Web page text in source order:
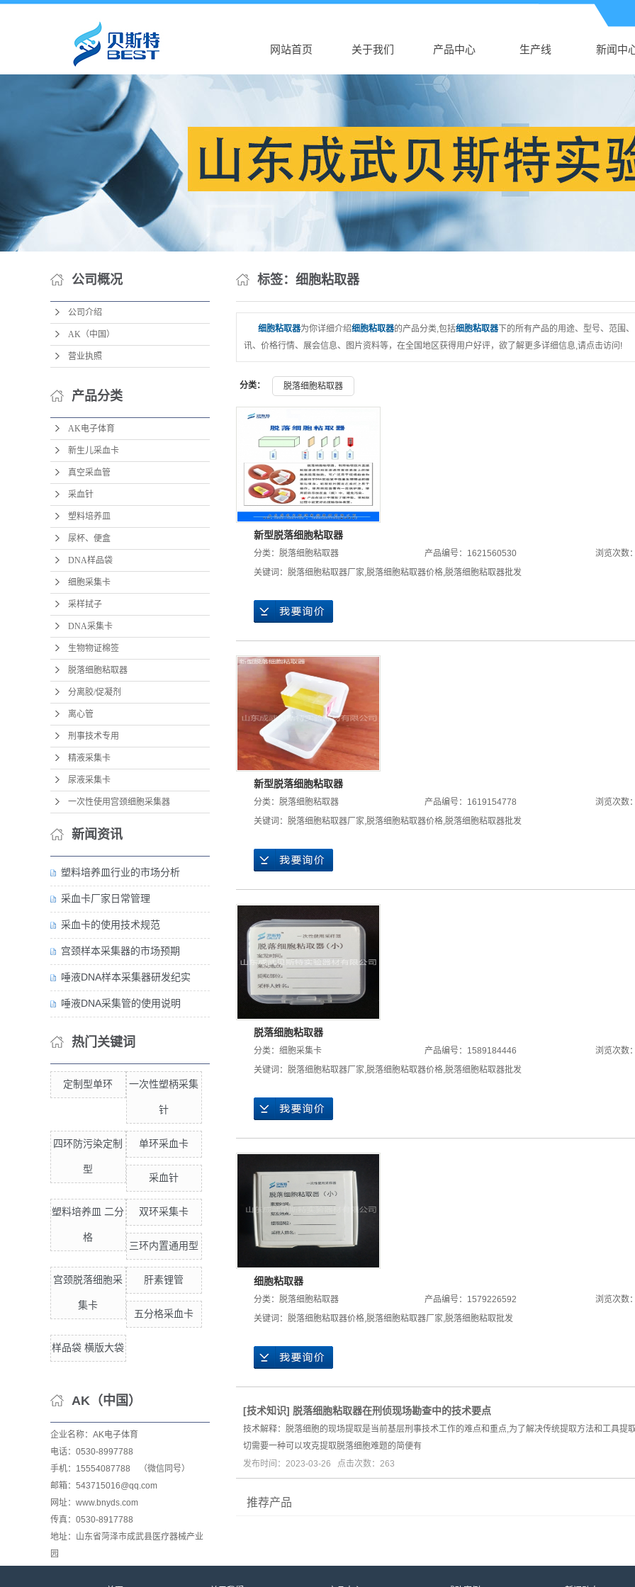
网站首页 关于我们
公司介绍
AK（中国）
营业执照
产品中心
AK电子体育
新生儿采血卡
真空采血管
采血针
塑料培养皿
尿杯、便盒
DNA样品袋
DNA采集卡
生物物证棉签
细胞采集器
生产线
生产线
新闻中
公司新
技术知
公司概况
公司介绍
AK（中国）
营业执照
产品分类
AK电子体育
新生儿采血卡
真空采血管
采血针
塑料培养皿
尿杯、便盒
DNA样品袋
细胞采集卡
采样拭子
DNA采集卡
生物物证棉签
脱落细胞粘取器
分离胶/促凝剂
离心管
刑事技术专用
精液采集卡
尿液采集卡
一次性使用宫颈细胞采集器
新闻资讯
塑料培养皿行业的市场分析
采血卡厂家日常管理
采血卡的使用技术规范
宫颈样本采集器的市场预期
唾液DNA样本采集器研发纪实
唾液DNA采集管的使用说明
热门关键词
定制型单环 一次性塑柄采集
针
四环防污染定制
型
单环采血卡
采血针
塑料培养皿 二分
格
双环采集卡
三环内置通用型
宫颈脱落细胞采
集卡
肝素锂管
五分格采血卡
样品袋 横版大袋
AK（中国）
企业名称：AK电子体育
电话：0530-8997788
手机：15554087788 （微信同号）
邮箱：543715016@qq.com
网址：www.bnyds.com
传真：0530-8917788
地址：山东省菏泽市成武县医疗器械产业
园
标签：细胞粘取器
细胞粘取器为你详细介绍细胞粘取器的产品分类,包括细胞粘取器 下的所有产品的用途、型号、范围
讯、价格行情、展会信息、图片资料等，在全国地区获得用户好评，欲了解更多详细信息,请点击访问!
分类： 脱落细胞粘取器
新型脱落细胞粘取器
分类： 脱落细胞粘取器 产品编号：1621560530
浏览次数
关键词： 脱落细胞粘取器厂家,脱落细胞粘取器价格,脱落细胞粘取器批发
新型脱落细胞粘取器
分类： 脱落细胞粘取器 产品编号：1619154778
浏览次数
关键词： 脱落细胞粘取器厂家,脱落细胞粘取器价格,脱落细胞粘取器批发
脱落细胞粘取器
分类： 细胞采集卡 产品编号：1589184446
浏览次数
关键词： 脱落细胞粘取器厂家,脱落细胞粘取器价格,脱落细胞粘取器批发
细胞粘取器
分类： 脱落细胞粘取器 产品编号：1579226592
浏览次数
关键词： 脱落细胞粘取器价格,脱落细胞粘取器厂家,脱落细胞粘取批发
[技术知识] 脱落细胞粘取器在刑侦现场勘查中的技术要点
技术解释：脱落细胞的现场提取是当前基层刑事技术工作的难点和重点,为了解决传统提取方法和工具
切需要一种可以攻克提取脱落细胞难题的简便有
发布时间：2023-03-26 点击次数：263
推荐产品